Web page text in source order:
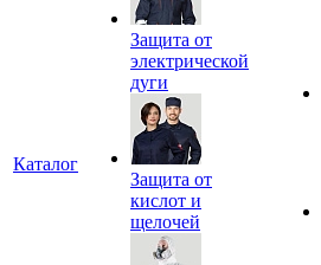
Каталог
Защита от
электрической
дуги
Защита от
кислот и
щелочей